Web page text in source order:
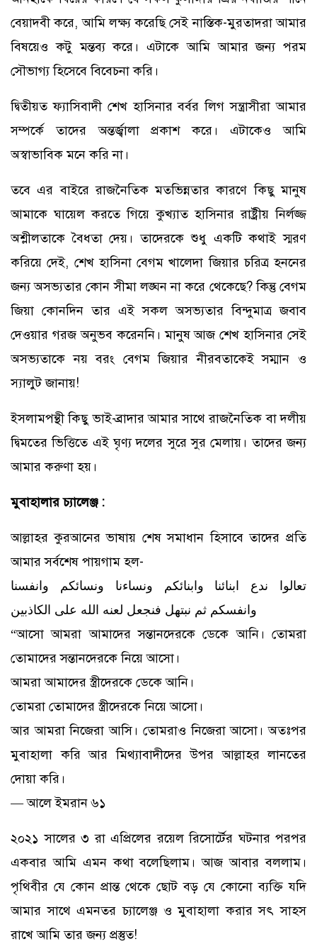
বেয়াদবী করে, আমি লক্ষ্য করেছি সেই নাস্তিক-মুরতাদরা আমার
বিষয়েও কটু মন্তব্য করে। এটাকে আমি আমার জন্য পরম
সৌভাগ্য হিসেবে বিবেচনা করি।
দ্বিতীয়ত ফ্যাসিবাদী শেখ হাসিনার বর্বর লিগ সন্ত্রাসীরা আমার
সম্পর্কে তাদের অন্তর্জ্বালা প্রকাশ করে। এটাকেও আমি
অস্বাভাবিক মনে করি না।
তবে এর বাইরে রাজনৈতিক মতভিন্নতার কারণে কিছু মানুষ
আমাকে ঘায়েল করতে গিয়ে কুখ্যাত হাসিনার রাষ্ট্রীয় নির্লজ্জ
অশ্লীলতাকে বৈধতা দেয়। তাদেরকে শুধু একটি কথাই স্মরণ
করিয়ে দেই, শেখ হাসিনা বেগম খালেদা জিয়ার চরিত্র হননের
জন্য অসভ্যতার কোন সীমা লঙ্ঘন না করে থেকেছে? কিন্তু বেগম
জিয়া কোনদিন তার এই সকল অসভ্যতার বিন্দুমাত্র জবাব
দেওয়ার গরজ অনুভব করেননি। মানুষ আজ শেখ হাসিনার সেই
অসভ্যতাকে নয় বরং বেগম জিয়ার নীরবতাকেই সম্মান ও
স্যালুট জানায়!
ইসলামপন্থী কিছু ভাই-ব্রাদার আমার সাথে রাজনৈতিক বা দলীয়
দ্বিমতের ভিত্তিতে এই ঘৃণ্য দলের সুরে সুর মেলায়। তাদের জন্য
আমার করুণা হয়।
মুবাহালার চ্যালেঞ্জ :
আল্লাহর কুরআনের ভাষায় শেষ সমাধান হিসাবে তাদের প্রতি
আমার সর্বশেষ পায়গাম হল-
تعالوا ندع ابنائنا وابنائكم ونساءنا ونسائكم وانفسنا
وانفسكم ثم نبتهل فنجعل لعنه الله على الكاذبين
“আসো আমরা আমাদের সন্তানদেরকে ডেকে আনি। তোমরা
তোমাদের সন্তানদেরকে নিয়ে আসো।
আমরা আমাদের স্ত্রীদেরকে ডেকে আনি।
তোমরা তোমাদের স্ত্রীদেরকে নিয়ে আসো।
আর আমরা নিজেরা আসি। তোমরাও নিজেরা আসো। অতঃপর
মুবাহালা করি আর মিথ্যাবাদীদের উপর আল্লাহর লানতের
দোয়া করি।
— আলে ইমরান ৬১
২০২১ সালের ৩ রা এপ্রিলের রয়েল রিসোর্টের ঘটনার পরপর
একবার আমি এমন কথা বলেছিলাম। আজ আবার বললাম।
পৃথিবীর যে কোন প্রান্ত থেকে ছোট বড় যে কোনো ব্যক্তি যদি
আমার সাথে এমনতর চ্যালেঞ্জ ও মুবাহালা করার সৎ সাহস
রাখে আমি তার জন্য প্রস্তুত!